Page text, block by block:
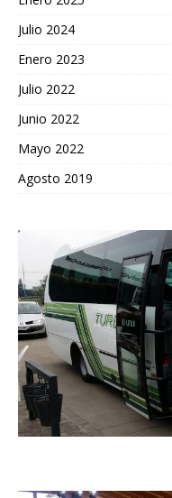
Julio 2024
Enero 2023
Julio 2022
Junio 2022
Mayo 2022
Agosto 2019